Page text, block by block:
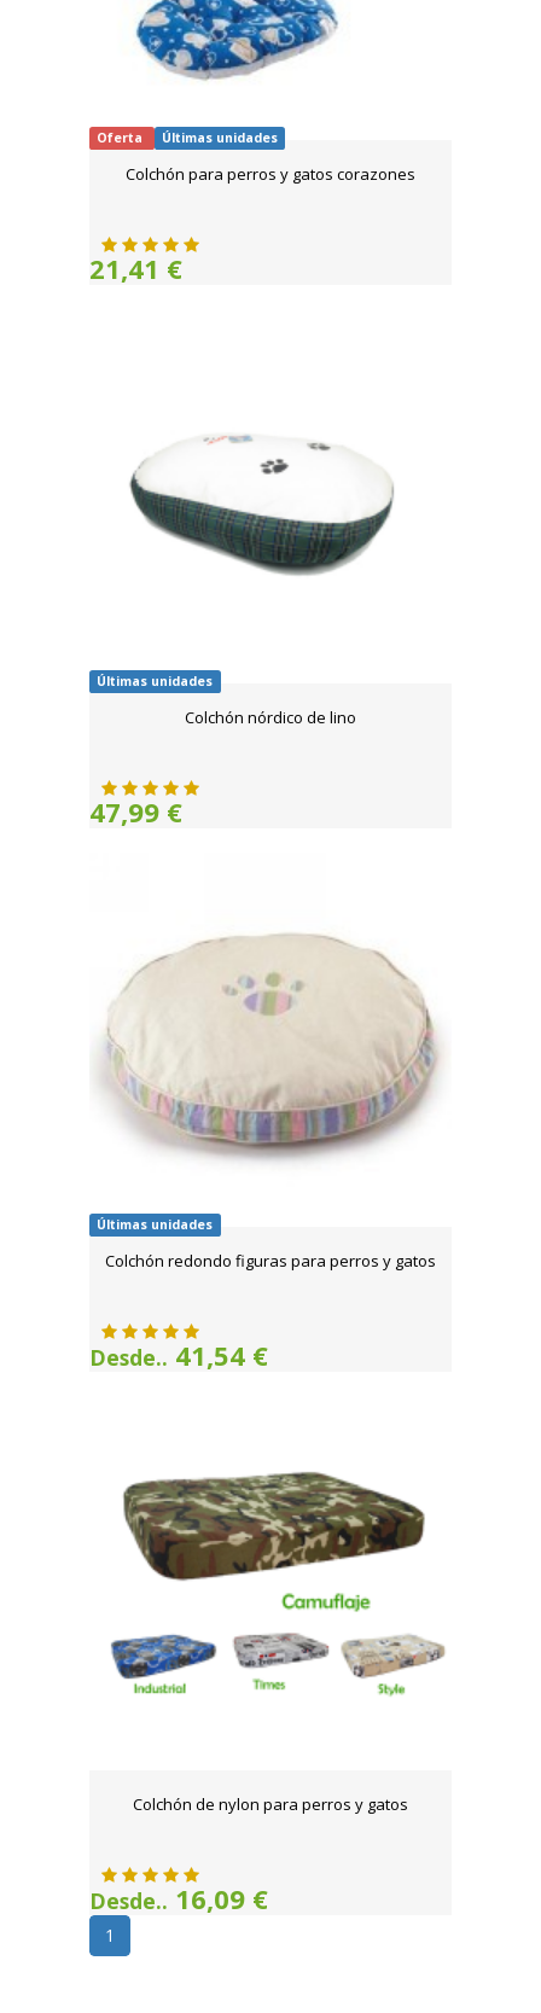
Oferta Últimas unidades
Colchón para perros y gatos corazones
21,41 €
Últimas unidades
Colchón nórdico de lino
47,99 €
Últimas unidades
Colchón redondo figuras para perros y gatos
Desde.. 41,54 €
Colchón de nylon para perros y gatos
Desde.. 16,09 €
1